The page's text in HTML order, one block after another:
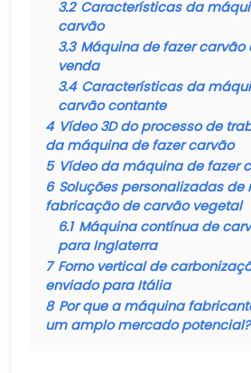
3.2 Características da
carvão
3.3 Máquina de fazer carvão
venda
3.4 Características da
carvão contante
4 Vídeo 3D do processo de
da máquina de fazer carvão
5 Vídeo da máquina de fazer
6 Soluções personalizadas
fabricação de carvão vegetal
6.1 Máquina contínua de
para Inglaterra
7 Forno vertical de
enviado para Itália
8 Por que a máquina
um amplo mercado potencial?